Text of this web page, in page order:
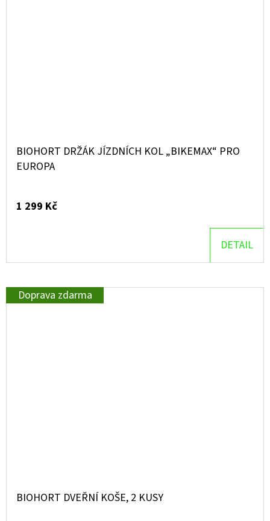
BIOHORT DRŽÁK JÍZDNÍCH KOL „BIKEMAX“ PRO
EUROPA
1 299 Kč
DETAIL
Doprava zdarma
BIOHORT DVEŘNÍ KOŠE, 2 KUSY